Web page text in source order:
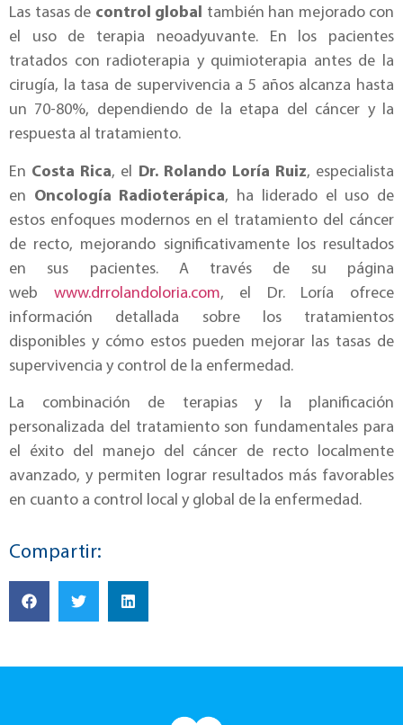
Las tasas de control global también han mejorado con
el uso de terapia neoadyuvante. En los pacientes
tratados con radioterapia y quimioterapia antes de la
cirugía, la tasa de supervivencia a 5 años alcanza hasta
un 70-80%, dependiendo de la etapa del cáncer y la
respuesta al tratamiento.
En Costa Rica, el Dr. Rolando Loría Ruiz, especialista
en Oncología Radioterápica, ha liderado el uso de
estos enfoques modernos en el tratamiento del cáncer
de recto, mejorando significativamente los resultados
en sus pacientes. A través de su página
web www.drrolandoloria.com, el Dr. Loría ofrece
información detallada sobre los tratamientos
disponibles y cómo estos pueden mejorar las tasas de
supervivencia y control de la enfermedad.
La combinación de terapias y la planificación
personalizada del tratamiento son fundamentales para
el éxito del manejo del cáncer de recto localmente
avanzado, y permiten lograr resultados más favorables
en cuanto a control local y global de la enfermedad.
Compartir: